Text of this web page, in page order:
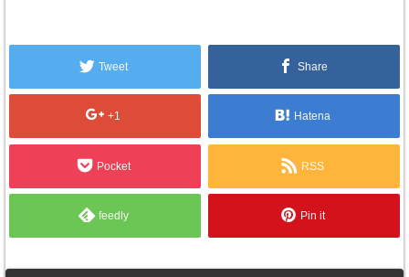
Tweet Share
+1 Hatena
Pocket RSS
feedly Pin it